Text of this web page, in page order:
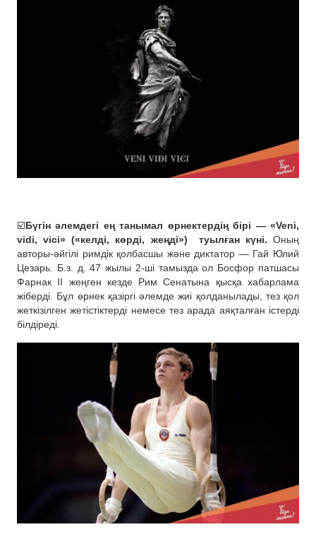
☑️Бүгін әлемдегі ең танымал өрнектердің бірі — «Veni,
vidi, vici» («келді, көрді, жеңді»)
туылған күні. Оның
авторы-әйгілі римдік қолбасшы және диктатор — Гай Юлий
Цезарь. Б.з. д. 47 жылы 2-ші тамызда ол Босфор патшасы
Фарнак II жеңген кезде Рим Сенатына қысқа хабарлама
жіберді. Бұл өрнек қазіргі әлемде жиі қолданылады, тез қол
жеткізілген жетістіктерді немесе тез арада аяқталған істерді
білдіреді.